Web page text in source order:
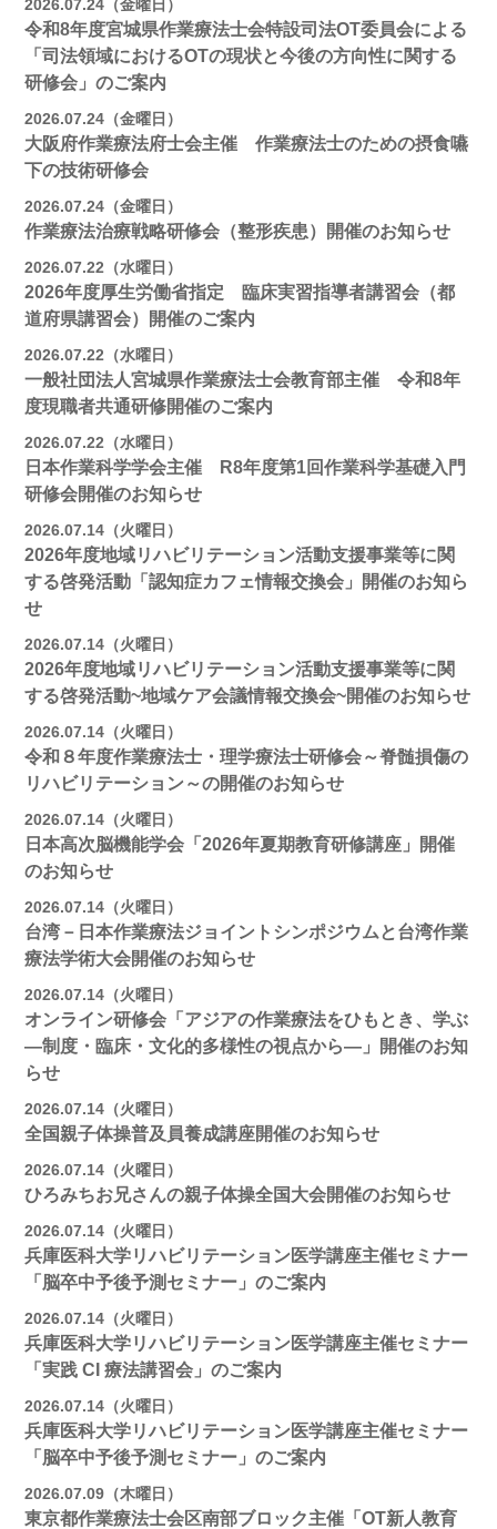
2026.07.24（金曜日）
令和8年度宮城県作業療法士会特設司法OT委員会による
「司法領域におけるOTの現状と今後の方向性に関する
研修会」のご案内
2026.07.24（金曜日）
大阪府作業療法府士会主催 作業療法士のための摂食嚥
下の技術研修会
2026.07.24（金曜日）
作業療法治療戦略研修会（整形疾患）開催のお知らせ
2026.07.22（水曜日）
2026年度厚生労働省指定 臨床実習指導者講習会（都
道府県講習会）開催のご案内
2026.07.22（水曜日）
一般社団法人宮城県作業療法士会教育部主催 令和8年
度現職者共通研修開催のご案内
2026.07.22（水曜日）
日本作業科学学会主催 R8年度第1回作業科学基礎入門
研修会開催のお知らせ
2026.07.14（火曜日）
2026年度地域リハビリテーション活動支援事業等に関
する啓発活動「認知症カフェ情報交換会」開催のお知ら
せ
2026.07.14（火曜日）
2026年度地域リハビリテーション活動支援事業等に関
する啓発活動~地域ケア会議情報交換会~開催のお知らせ
2026.07.14（火曜日）
令和８年度作業療法士・理学療法士研修会～脊髄損傷の
リハビリテーション～の開催のお知らせ
2026.07.14（火曜日）
日本高次脳機能学会「2026年夏期教育研修講座」開催
のお知らせ
2026.07.14（火曜日）
台湾－日本作業療法ジョイントシンポジウムと台湾作業
療法学術大会開催のお知らせ
2026.07.14（火曜日）
オンライン研修会「アジアの作業療法をひもとき、学ぶ
―制度・臨床・文化的多様性の視点から―」開催のお知
らせ
2026.07.14（火曜日）
全国親子体操普及員養成講座開催のお知らせ
2026.07.14（火曜日）
ひろみちお兄さんの親子体操全国大会開催のお知らせ
2026.07.14（火曜日）
兵庫医科大学リハビリテーション医学講座主催セミナー
「脳卒中予後予測セミナー」のご案内
2026.07.14（火曜日）
兵庫医科大学リハビリテーション医学講座主催セミナー
「実践 CI 療法講習会」のご案内
2026.07.14（火曜日）
兵庫医科大学リハビリテーション医学講座主催セミナー
「脳卒中予後予測セミナー」のご案内
2026.07.09（木曜日）
東京都作業療法士会区南部ブロック主催「OT新人教育